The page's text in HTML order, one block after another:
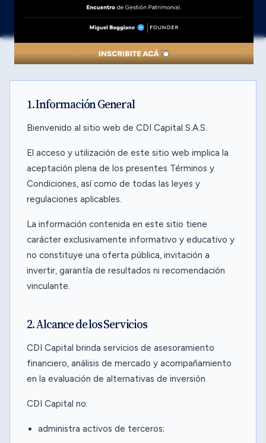
1. Información General
Bienvenido al sitio web de CDI Capital S.A.S.
El acceso y utilización de este sitio web implica la
aceptación plena de los presentes Términos y
Condiciones, así como de todas las leyes y
regulaciones aplicables.
La información contenida en este sitio tiene
carácter exclusivamente informativo y educativo y
no constituye una oferta pública, invitación a
invertir, garantía de resultados ni recomendación
vinculante.
2. Alcance de los Servicios
CDI Capital brinda servicios de asesoramiento
financiero, análisis de mercado y acompañamiento
en la evaluación de alternativas de inversión.
CDI Capital no:
administra activos de terceros;